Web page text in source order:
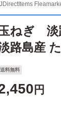
ねぎ 淡
路島産
送料無料
円